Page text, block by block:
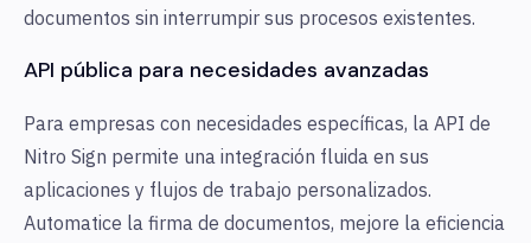
documentos sin interrumpir sus procesos existentes.
API pública para necesidades avanzadas
Para empresas con necesidades específicas, la API de
Nitro Sign permite una integración fluida en sus
aplicaciones y flujos de trabajo personalizados.
Automatice la firma de documentos, mejore la eficiencia